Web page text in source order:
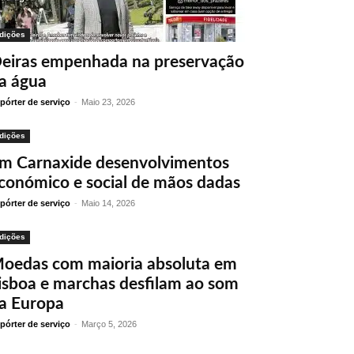
empenhada na preservação
água
de serviço - Maio 23, 2026
Carnaxide desenvolvimentos
e social de mãos dadas
de serviço - Maio 14, 2026
com maioria absoluta em
e marchas desfilam ao som
Europa
de serviço - Março 5, 2026